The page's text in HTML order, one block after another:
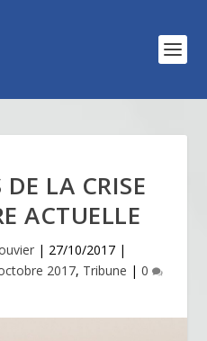
DE LA CRISE
ACTUELLE
| 27/10/2017 |
2017, Tribune | 0